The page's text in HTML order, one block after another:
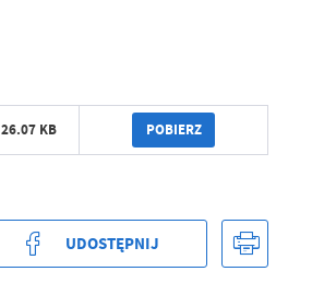
26.07 KB POBIERZ
UDOSTĘPNIJ